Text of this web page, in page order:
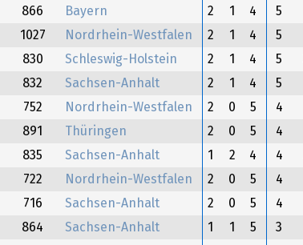
866 Bayern 2 1 4 5
1027 Nordrhein-Westfalen 2 1 4 5
830 Schleswig-Holstein 2 1 4 5
832 Sachsen-Anhalt 2 1 4 5
752 Nordrhein-Westfalen 2 0 5 4
891 Thüringen 2 0 5 4
835 Sachsen-Anhalt 1 2 4 4
722 Nordrhein-Westfalen 2 0 5 4
716 Sachsen-Anhalt 2 0 5 4
864 Sachsen-Anhalt 1 1 5 3